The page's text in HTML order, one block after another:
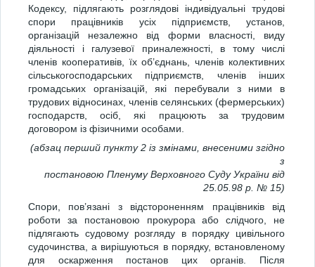
Кодексу, підлягають розглядові індивідуальні трудові
спори працівників усіх підприємств, установ,
організацій незалежно від форми власності, виду
діяльності і галузевої приналежності, в тому числі
членів кооперативів, їх об’єднань, членів колективних
сільськогосподарських підприємств, членів інших
громадських організацій, які перебували з ними в
трудових відносинах, членів селянських (фермерських)
господарств, осіб, які працюють за трудовим
договором із фізичними особами.
(абзац перший пункту 2 із змінами, внесеними згідно
з
постановою Пленуму Верховного Суду України від
25.05.98 р. № 15)
Спори, пов’язані з відстороненням працівників від
роботи за постановою прокурора або слідчого, не
підлягають судовому розгляду в порядку цивільного
судочинства, а вирішуються в порядку, встановленому
для оскарження постанов цих органів. Після